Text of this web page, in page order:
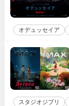
オデュッセイア
スタジオジブリ